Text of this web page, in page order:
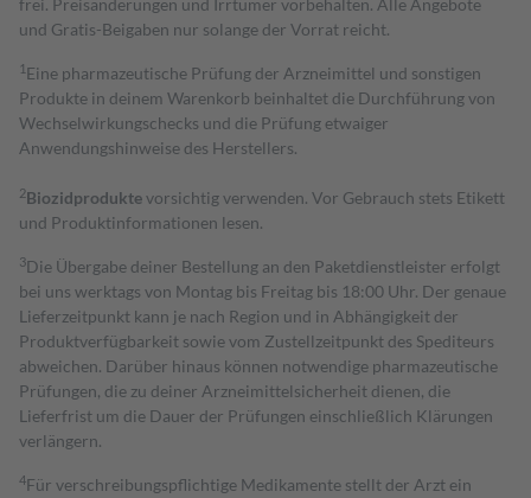
frei. Preisänderungen und Irrtümer vorbehalten. Alle Angebote
und Gratis-Beigaben nur solange der Vorrat reicht.
1 Eine pharmazeutische Prüfung der Arzneimittel und sonstigen
Produkte in deinem Warenkorb beinhaltet die Durchführung von
Wechselwirkungschecks und die Prüfung etwaiger
Anwendungshinweise des Herstellers.
2Biozidproduktevorsichtig verwenden. Vor Gebrauch stets Etikett
und Produktinformationen lesen.
3Die Übergabe deiner Bestellung an den Paketdienstleister erfolgt
bei uns werktags von Montag bis Freitag bis 18:00 Uhr. Der genaue
Lieferzeitpunkt kann je nach Region und in Abhängigkeit der
Produktverfügbarkeit sowie vom Zustellzeitpunkt des Spediteurs
abweichen. Darüber hinaus können notwendige pharmazeutische
Prüfungen, die zu deiner Arzneimittelsicherheit dienen, die
Lieferfrist um die Dauer der Prüfungen einschließlich Klärungen
verlängern.
4Für verschreibungspflichtige Medikamente stellt der Arzt ein